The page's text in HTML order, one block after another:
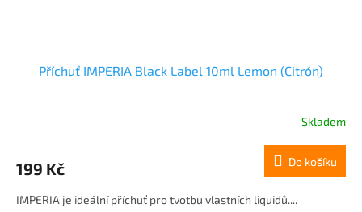
Příchuť IMPERIA Black Label 10ml Lemon (Citrón)
Skladem
199 Kč Do košíku
IMPERIA je ideální příchuť pro tvotbu vlastních liquidů....